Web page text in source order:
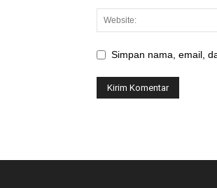
Simpan nama, email,